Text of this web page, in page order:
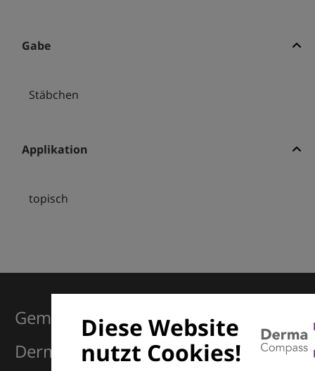
Gabe
Stäbchen
Applikation
topisch
Diese Website
nutzt Cookies!
Gemeinsam für Exzellenz in der
Dermatologie